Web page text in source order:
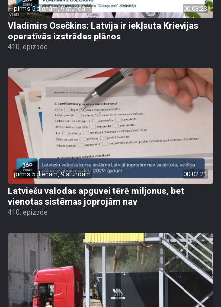
pirms 5 dienām, 9 stundām 00:03:23
Vladimirs Osečkins: Latvija ir iekļauta Krievijas
operatīvās izstrādes plānos
410. epizode
pirms 5 dienām, 9 stundām 00:02:21
Latviešu valodas apguvei tērē miljonus, bet
vienotas sistēmas joprojām nav
410. epizode